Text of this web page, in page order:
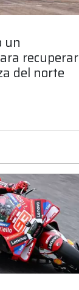
un
recuperar
del norte